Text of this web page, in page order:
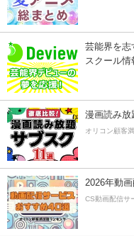
芸能界を志
スクール
漫画読み放
オリコン顧客
2026年動
CS動画配信サ